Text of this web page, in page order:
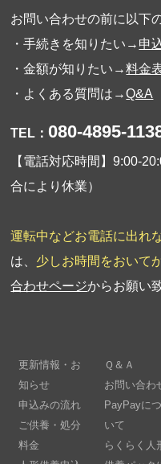
お問い合わせの前に以下
・手続きを知りたい→ 申
・金額が知りたい→料金
・よくある質問は→Q&A
TEL： 080-4895-
【電話対応時間】9:00-
合により休業）
運転中などお電話に出れ
は、 少しお時間をおいて
合わせページからお願い
更新情報・お
知らせ
申込みの流れ
ご供養・処分
料金
Ｑ＆Ａ
お問い合わ
PayPayにつ
いて
らくらく人